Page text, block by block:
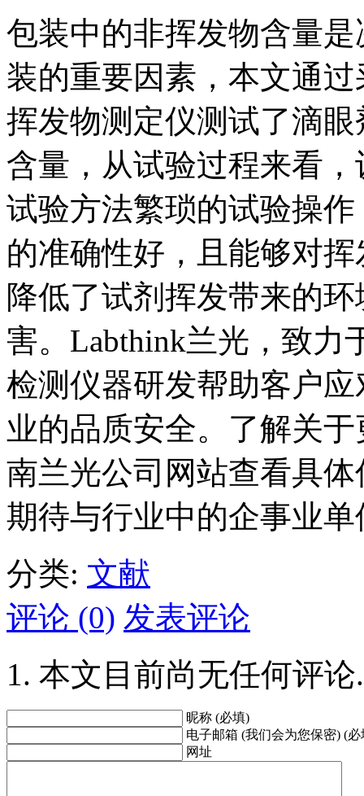
包装中的非挥发物含量
装的重要因素，本文通
挥发物测定仪测试了滴
含量，从试验过程来看
试验方法繁琐的试验操
的准确性好，且能够对
降低了试剂挥发带来的
害。Labthink兰光，致力
检测仪器研发帮助客户
业的品质安全。了解关
南兰光公司网站查看具
期待与行业中的企事业
分类: 文献
评论 (0) 发表评论
本文目前尚无任何评论.
昵称 (必填)
电子邮箱 (我们会为您保密) (必
网址